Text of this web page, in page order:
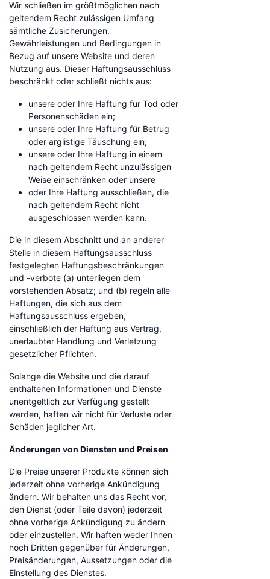
Wir schließen im größtmöglichen nach
geltendem Recht zulässigen Umfang
sämtliche Zusicherungen,
Gewährleistungen und Bedingungen in
Bezug auf unsere Website und deren
Nutzung aus. Dieser Haftungsausschluss
beschränkt oder schließt nichts aus:
unsere oder Ihre Haftung für Tod oder
Personenschäden ein;
unsere oder Ihre Haftung für Betrug
oder arglistige Täuschung ein;
unsere oder Ihre Haftung in einem
nach geltendem Recht unzulässigen
Weise einschränken oder unsere
oder Ihre Haftung ausschließen, die
nach geltendem Recht nicht
ausgeschlossen werden kann.
Die in diesem Abschnitt und an anderer
Stelle in diesem Haftungsausschluss
festgelegten Haftungsbeschränkungen
und -verbote (a) unterliegen dem
vorstehenden Absatz; und (b) regeln alle
Haftungen, die sich aus dem
Haftungsausschluss ergeben,
einschließlich der Haftung aus Vertrag,
unerlaubter Handlung und Verletzung
gesetzlicher Pflichten.
Solange die Website und die darauf
enthaltenen Informationen und Dienste
unentgeltlich zur Verfügung gestellt
werden, haften wir nicht für Verluste oder
Schäden jeglicher Art.
Änderungen von Diensten und Preisen
Die Preise unserer Produkte können sich
jederzeit ohne vorherige Ankündigung
ändern. Wir behalten uns das Recht vor,
den Dienst (oder Teile davon) jederzeit
ohne vorherige Ankündigung zu ändern
oder einzustellen. Wir haften weder Ihnen
noch Dritten gegenüber für Änderungen,
Preisänderungen, Aussetzungen oder die
Einstellung des Dienstes.